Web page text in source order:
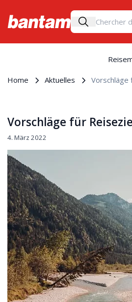
Home Aktuelles Vorschläge
Vorschläge für
4. März 2022